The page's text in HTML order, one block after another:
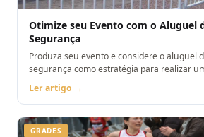
Otimize seu Evento com o Aluguel
Segurança
Produza seu evento e considere o aluguel
segurança como estratégia para realizar
memorável!
Ler artigo →
GRADES